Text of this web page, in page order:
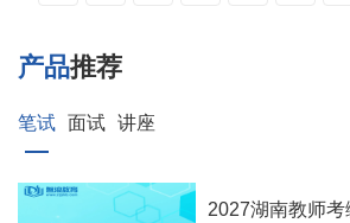
产品推荐
笔试 面试 讲座
2027湖南教师